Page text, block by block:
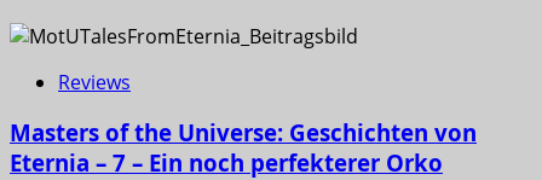
Reviews
Masters of the Universe: Geschichten von
Eternia – 7 – Ein noch perfekterer Orko